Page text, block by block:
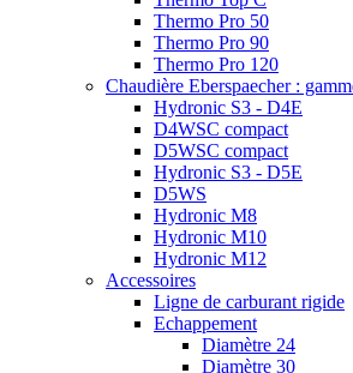
Thermo Pro 50
Thermo Pro 90
Thermo Pro 120
Chaudière Eberspaecher :
Hydronic S3 - D4E
D4WSC compact
D5WSC compact
Hydronic S3 - D5E
D5WS
Hydronic M8
Hydronic M10
Hydronic M12
Accessoires
Ligne de carburant rigide
Echappement
Diamètre 24
Diamètre 30